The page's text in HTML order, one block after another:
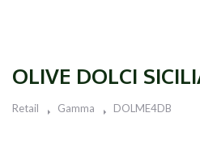
OLIVE DOLCI
Retail Gamma DOLME4DB